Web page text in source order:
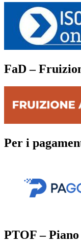
FaD –
Per i
PTOF –